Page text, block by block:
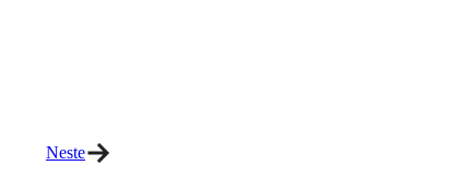
Neste